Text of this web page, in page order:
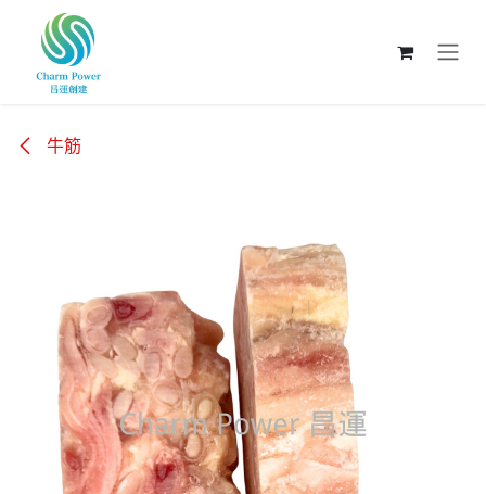
跳至內容
牛筋